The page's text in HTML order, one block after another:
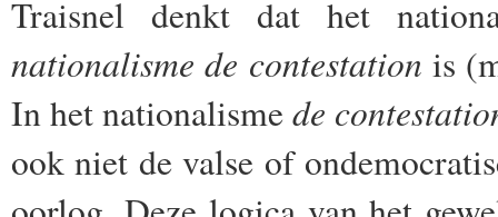
Traisnel denkt dat het
nationalisme de contestation is
In het nationalisme de
ook niet de valse of